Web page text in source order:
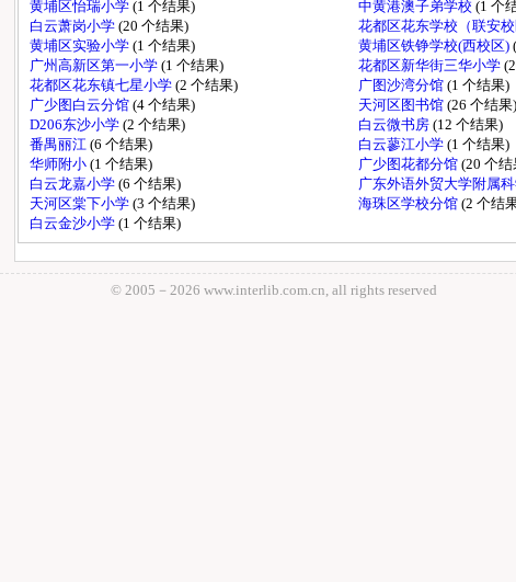
黄埔区怡瑞小学(1 个结果) 中黄港澳子弟学校(1 个
白云萧岗小学(20 个结果) 花都区花东学校（联安
黄埔区实验小学(1 个结果) 黄埔区铁铮学校(西校区)
广州高新区第一小学(1 个结果) 花都区新华街三华小学
花都区花东镇七星小学(2 个结果) 广图沙湾分馆(1 个结果)
广少图白云分馆(4 个结果) 天河区图书馆(26 个结果)
D206东沙小学(2 个结果) 白云微书房(12 个结果)
番禺丽江(6 个结果) 白云蓼江小学(1 个结果)
华师附小(1 个结果) 广少图花都分馆(20 个结
白云龙嘉小学(6 个结果) 广东外语外贸大学附属
天河区棠下小学(3 个结果) 海珠区学校分馆(2 个结
白云金沙小学(1 个结果)
© 2005－ 2026 www.interlib.com.cn, all rights reserved